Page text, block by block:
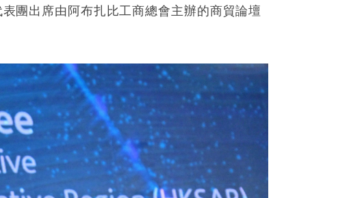
團出席由阿布扎比工商總會主辦的商貿論壇